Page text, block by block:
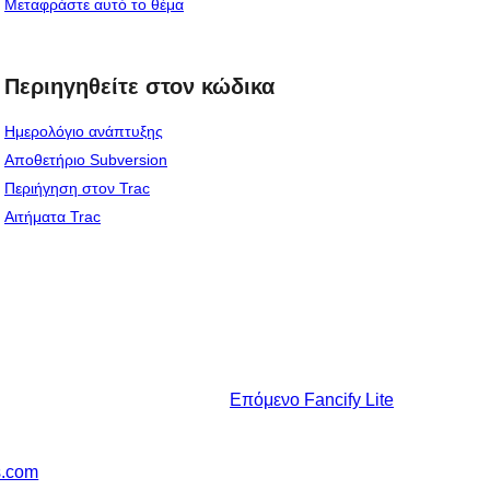
Μεταφράστε αυτό το θέμα
Περιηγηθείτε στον κώδικα
Ημερολόγιο ανάπτυξης
Αποθετήριο Subversion
Περιήγηση στον Trac
Αιτήματα Trac
Επόμενο Fancify Lite